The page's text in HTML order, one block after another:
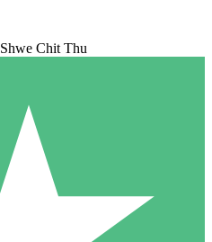
Shwe Chit Thu